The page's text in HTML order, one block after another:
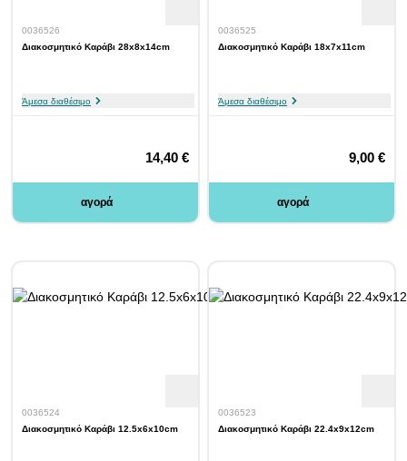
0036526
Διακοσμητικό Καράβι 28x8x14cm
Άμεσα διαθέσιμο
14,40 €
αγορά
0036525
Διακοσμητικό Καράβι 18x7x11cm
Άμεσα διαθέσιμο
9,00 €
αγορά
0036524
Διακοσμητικό Καράβι 12.5x6x10cm
0036523
Διακοσμητικό Καράβι 22.4x9x12cm